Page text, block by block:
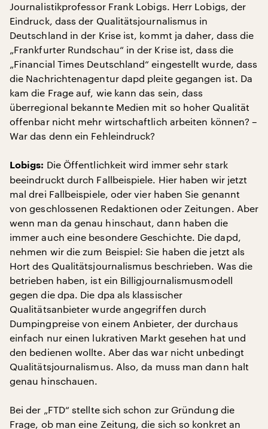
Journalistikprofessor Frank Lobigs. Herr Lobigs, der
Eindruck, dass der Qualitätsjournalismus in
Deutschland in der Krise ist, kommt ja daher, dass die
„Frankfurter Rundschau“ in der Krise ist, dass die
„Financial Times Deutschland“ eingestellt wurde, dass
die Nachrichtenagentur dapd pleite gegangen ist. Da
kam die Frage auf, wie kann das sein, dass
überregional bekannte Medien mit so hoher Qualität
offenbar nicht mehr wirtschaftlich arbeiten können? –
War das denn ein Fehleindruck?
Lobigs: Die Öffentlichkeit wird immer sehr stark
beeindruckt durch Fallbeispiele. Hier haben wir jetzt
mal drei Fallbeispiele, oder vier haben Sie genannt
von geschlossenen Redaktionen oder Zeitungen. Aber
wenn man da genau hinschaut, dann haben die
immer auch eine besondere Geschichte. Die dapd,
nehmen wir die zum Beispiel: Sie haben die jetzt als
Hort des Qualitätsjournalismus beschrieben. Was die
betrieben haben, ist ein Billigjournalismusmodell
gegen die dpa. Die dpa als klassischer
Qualitätsanbieter wurde angegriffen durch
Dumpingpreise von einem Anbieter, der durchaus
einfach nur einen lukrativen Markt gesehen hat und
den bedienen wollte. Aber das war nicht unbedingt
Qualitätsjournalismus. Also, da muss man dann halt
genau hinschauen.
Bei der „FTD“ stellte sich schon zur Gründung die
Frage, ob man eine Zeitung, die sich so konkret an